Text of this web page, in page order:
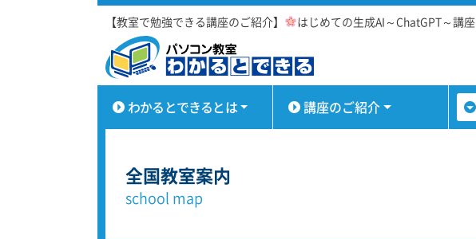
【教室で勉強できる講座のご紹介】 はじめての生成AI～ChatGPT～講座
わかるとできるとは 講座のご紹介
全国教室案内
school map